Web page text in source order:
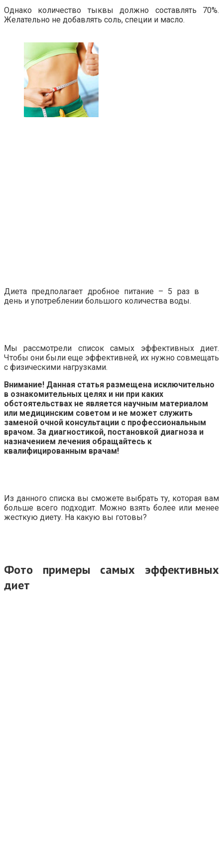
Однако количество тыквы должно составлять 70%.
Желательно не добавлять соль, специи и масло.
Диета предполагает дробное питание – 5 раз в
день и употреблении большого количества воды.
Мы рассмотрели список самых эффективных диет.
Чтобы они были еще эффективней, их нужно совмещать
с физическими нагрузками.
Внимание! Данная статья размещена исключительно
в ознакомительных целях и ни при каких
обстоятельствах не является научным материалом
или медицинским советом и не может служить
заменой очной консультации с профессиональным
врачом. За диагностикой, постановкой диагноза и
назначением лечения обращайтесь к
квалифицированным врачам!
Из данного списка вы сможете выбрать ту, которая вам
больше всего подходит. Можно взять более или менее
жесткую диету. На какую вы готовы?
Фото примеры самых эффективных
диет